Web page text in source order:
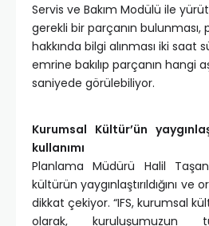
Servis ve Bakım Modülü ile
gerekli bir parçanın bulunması,
hakkında bilgi alınması iki saat
emrine bakılıp parçanın hangi
saniyede görülebiliyor.
Kurumsal Kültür’ün
kullanımı
Planlama Müdürü Halil
kültürün yaygınlaştırıldığını
dikkat çekiyor. “IFS, kurumsal
olarak, kuruluşumuzun